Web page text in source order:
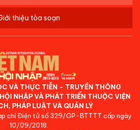
thiệu tòa soạn
VÀ THỰC TIỄN - TRUYỀN THÔNG
NHẬP VÀ PHÁT TRIỂN THUỘC VIỆN
PHÁP LUẬT VÀ QUẢN LÝ
chí Điện tử số 329/GP-BTTTT cấp ngày
10/09/2018.